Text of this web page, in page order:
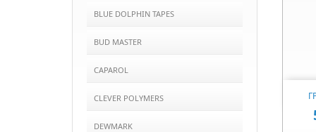
BLUE DOLPHIN TAPES
BUD MASTER
CAPAROL
CLEVER POLYMERS
DEWMARK